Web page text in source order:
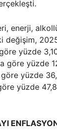
enerji,
değişim,
yüzde
göre yüzde
göre yüzde
yüzde